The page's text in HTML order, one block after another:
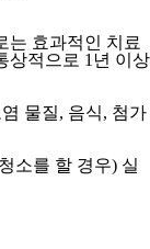
는 효과적인 치료
상적으로 1년 이상
물질, 음식, 첨가
소를 할 경우) 실